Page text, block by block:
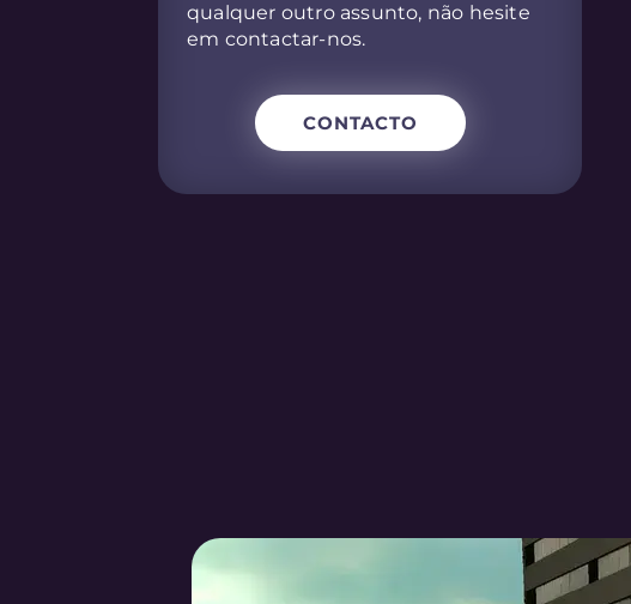
qualquer outro assunto, não hesite
em contactar-nos.
CONTACTO